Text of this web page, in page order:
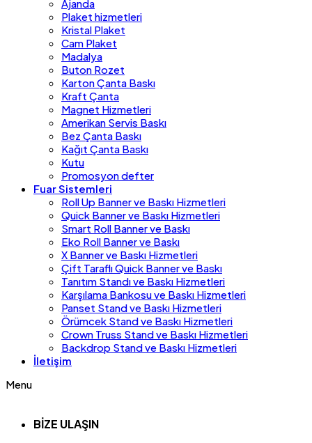
Ajanda
Plaket hizmetleri
Kristal Plaket
Cam Plaket
Madalya
Buton Rozet
Karton Çanta Baskı
Kraft Çanta
Magnet Hizmetleri
Amerikan Servis Baskı
Bez Çanta Baskı
Kağıt Çanta Baskı
Kutu
Promosyon defter
Fuar Sistemleri
Roll Up Banner ve Baskı Hizmetleri
Quick Banner ve Baskı Hizmetleri
Smart Roll Banner ve Baskı
Eko Roll Banner ve Baskı
X Banner ve Baskı Hizmetleri
Çift Taraflı Quick Banner ve Baskı
Tanıtım Standı ve Baskı Hizmetleri
Karşılama Bankosu ve Baskı Hizmetleri
Panset Stand ve Baskı Hizmetleri
Örümcek Stand ve Baskı Hizmetleri
Crown Truss Stand ve Baskı Hizmetleri
Backdrop Stand ve Baskı Hizmetleri
İletişim
Menu
BİZE ULAŞIN